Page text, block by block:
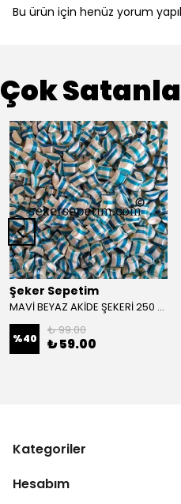
Bu ürün için henüz yorum
Çok
Şeker Sepetim
MAVİ BEYAZ AKİDE ŞEKERİ 250 gr
%40
₺ 99.00
₺ 59.00
Kategoriler
Hesabım